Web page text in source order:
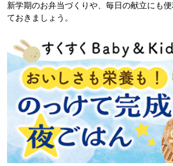
新学期のお弁当づくりや、毎日の献立にも
ておきましょう。